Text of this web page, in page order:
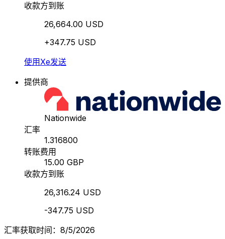
收款方到账
26,664.00 USD
+347.75 USD
使用Xe发送
提供商
Nationwide
汇率
1.316800
转账费用
15.00 GBP
收款方到账
26,316.24 USD
-347.75 USD
汇率获取时间：8/5/2026